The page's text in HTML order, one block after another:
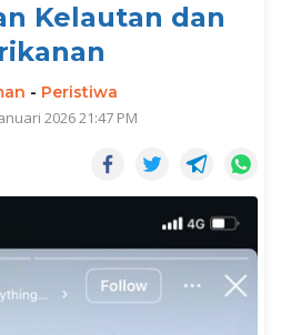
Kelautan dan
- Peristiwa
2026 21:47 PM